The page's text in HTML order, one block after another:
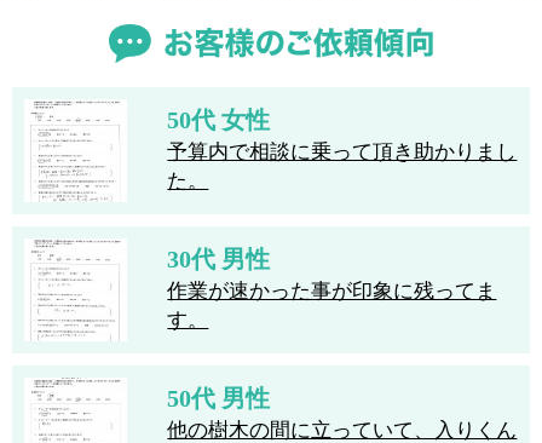
50代 女性
予算内で相談に乗って頂き助かりまし
た。
30代 男性
作業が速かった事が印象に残ってま
す。
50代 男性
他の樹木の間に立っていて、入りくん